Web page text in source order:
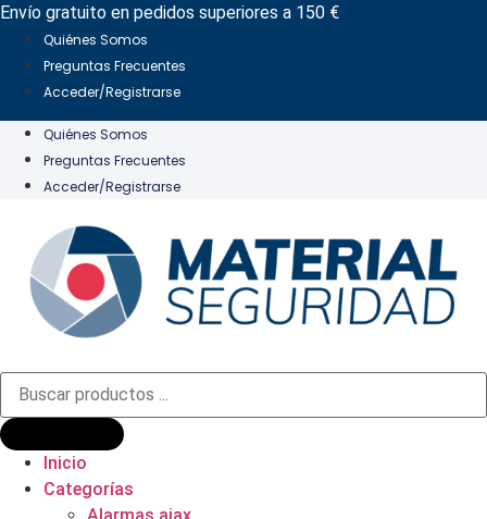
Ir
contenido
Envío gratuito en pedidos superiores a 150 €
Quiénes Somos
Preguntas Frecuentes
Acceder/Registrarse
Quiénes Somos
Preguntas Frecuentes
Acceder/Registrarse
Búsqueda
productos
Inicio
Categorías